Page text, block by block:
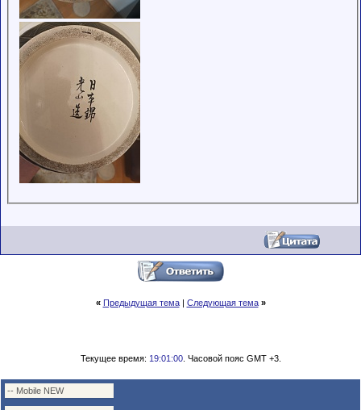
« Предыдущая тема| Следующая тема »
Текущее время: 19:01:00. Часовой пояс GMT +3.